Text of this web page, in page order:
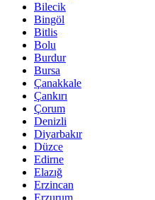
Bilecik
Bingöl
Bitlis
Bolu
Burdur
Bursa
Çanakkale
Çankırı
Çorum
Denizli
Diyarbakır
Düzce
Edirne
Elazığ
Erzincan
Erzurum